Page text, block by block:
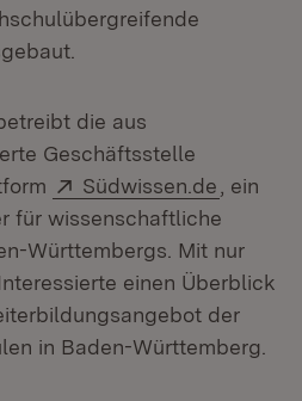
die aus
Geschäftsstelle
Extern:
Südwissen.de (Öffnet
, ein
für wissenschaftliche
Württembergs. Mit nur
einen Überblick
der
in Baden-Württemberg.